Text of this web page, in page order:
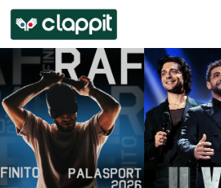
Clappit
biglietteria